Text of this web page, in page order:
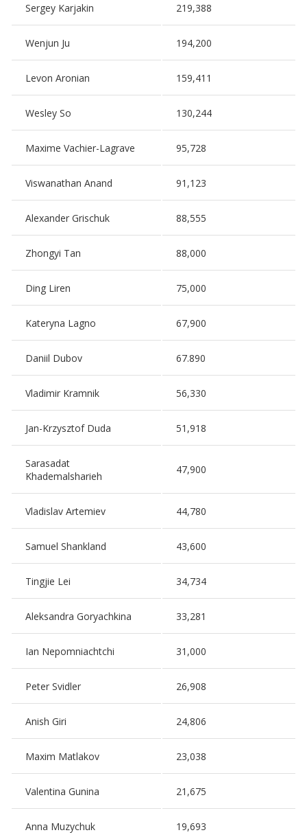
Sergey Karjakin 219,388
Wenjun Ju 194,200
Levon Aronian 159,411
Wesley So 130,244
Maxime Vachier-Lagrave 95,728
Viswanathan Anand 91,123
Alexander Grischuk 88,555
Zhongyi Tan 88,000
Ding Liren 75,000
Kateryna Lagno 67,900
Daniil Dubov 67.890
Vladimir Kramnik 56,330
Jan-Krzysztof Duda 51,918
Sarasadat
Khademalsharieh
47,900
Vladislav Artemiev 44,780
Samuel Shankland 43,600
Tingjie Lei 34,734
Aleksandra Goryachkina 33,281
Ian Nepomniachtchi 31,000
Peter Svidler 26,908
Anish Giri 24,806
Maxim Matlakov 23,038
Valentina Gunina 21,675
Anna Muzychuk 19,693